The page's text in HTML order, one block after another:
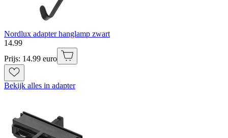
Nordlux adapter hanglamp zwart
14.99
Prijs: 14.99 euro
Bekijk alles in adapter